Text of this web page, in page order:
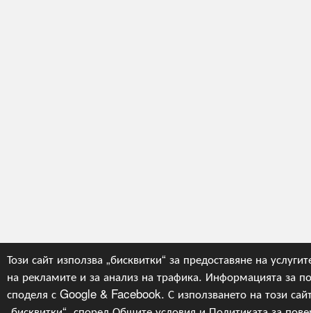
Този сайт използва „бисквитки“ за предоставяне на
на рекламите и за анализ на трафика. Информацията за
споделя с Google & Facebook. С използването на този